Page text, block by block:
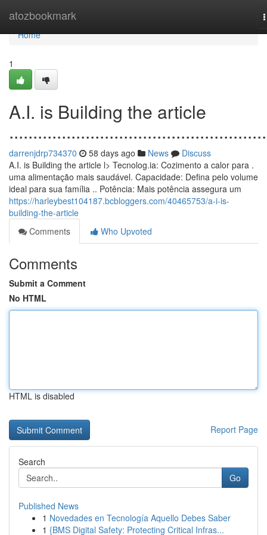
atozbookmark
Home
Home
1
A.I. is Building the article
darrenjdrp734370 58 days ago News
Discuss
A.I. is Building the article l> Tecnolog.ia: Cozimento a calor para .
uma alimentação mais saudável. Capacidade: Defina pelo volume
ideal para sua família .. Potência: Mais potência assegura um
https://harleybest104187.bcbloggers.com/40465753/a-i-is-
building-the-article
Comments
Who Upvoted
Comments
Submit a Comment
No HTML
HTML is disabled
Report Page
Search
Go
Published News
1 Novedades en Tecnología Aquello Debes Saber
1 {BMS Digital Safety: Protecting Critical Infras...